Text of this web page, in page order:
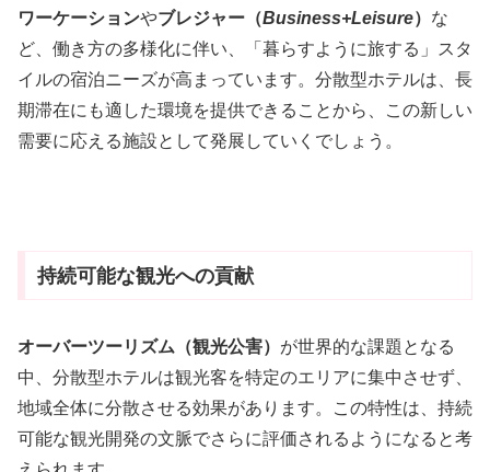
ワーケーションやブレジャー（Business+Leisure） な
ど、働き方の多様化に伴い、「暮らすように旅する」スタ
イルの宿泊ニーズが高まっています。分散型ホテルは、長
期滞在にも適した環境を提供できることから、この新しい
需要に応える施設として発展していくでしょう。
持続可能な観光への貢献
オーバーツーリズム（観光公害） が世界的な課題となる
中、分散型ホテルは観光客を特定のエリアに集中させず、
地域全体に分散させる効果があります。この特性は、持続
可能な観光開発の文脈でさらに評価されるようになると考